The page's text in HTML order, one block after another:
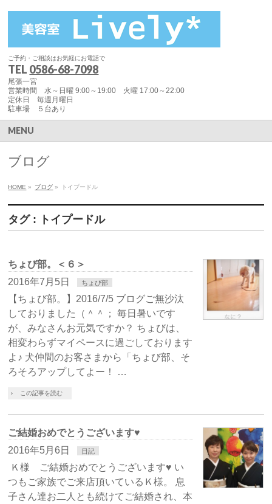
ご予約・ご相談はお気軽にお電話で
TEL 0586-68-7098
尾張一宮
営業時間 水～日曜 9:00～19:00 火曜 17:00～22:00
定休日 毎週月曜日
駐車場 ５台あり
MENU
ブログ
HOME » ブログ » トイプードル
タグ : トイプードル
ちょび部。＜６＞
2016年7月5日
ちょび部
【ちょび部。】2016/7/5 ブログご無沙汰
しておりました（＾＾； 毎日暑いです
が、みなさんお元気ですか？ ちょびは、
相変わらずマイペースに過ごしております
よ♪ 犬仲間のお客さまから「ちょび部、そ
ろそろアップしてよー！ …
この記事を読む
ご結婚おめでとうございます♥
2016年5月6日
日記
Ｋ様 ご結婚おめでとうございます♥ い
つもご家族でご来店頂いているＫ様。 息
子さん達お二人とも続けてご結婚され、本